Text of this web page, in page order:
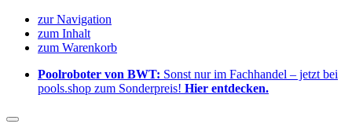
zur Navigation
zum Inhalt
zum Warenkorb
Poolroboter von BWT: Sonst nur im Fachhandel – jetzt bei
pools.shop zum Sonderpreis! Hier entdecken.